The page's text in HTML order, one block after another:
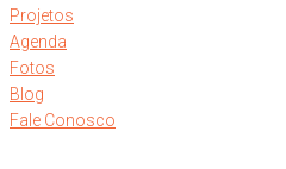
Projetos
Agenda
Fotos
Blog
Fale Conosco